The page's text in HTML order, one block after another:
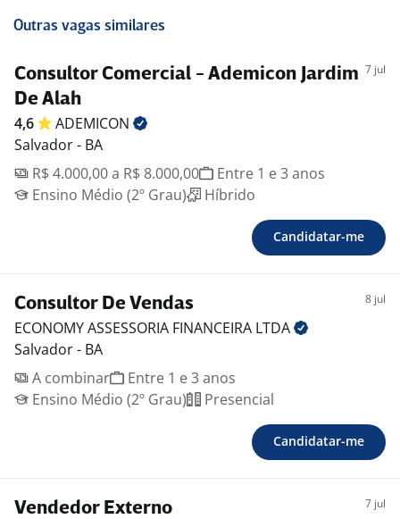
Outras vagas similares
Consultor Comercial - Ademicon Jardim
De Alah
7 jul
4,6
ADEMICON
Salvador - BA
R$ 4.000,00 a R$ 8.000,00
Entre 1 e 3 anos
Ensino Médio (2º Grau)
Híbrido
Candidatar-me
Consultor De Vendas 8 jul
ECONOMY ASSESSORIA FINANCEIRA LTDA
Salvador - BA
A combinar
Entre 1 e 3 anos
Ensino Médio (2º Grau)
Presencial
Candidatar-me
Vendedor Externo 7 jul